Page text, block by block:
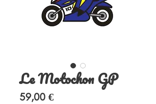
Le Motochon GP
59,00 €Prix